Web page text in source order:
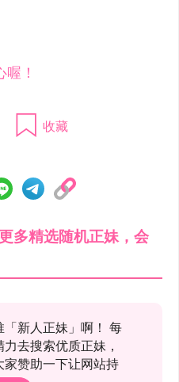
！
收藏
多精选随机正妹，会
新人正妹」啊！ 每
去搜索优质正妹，
赞助一下让网站持